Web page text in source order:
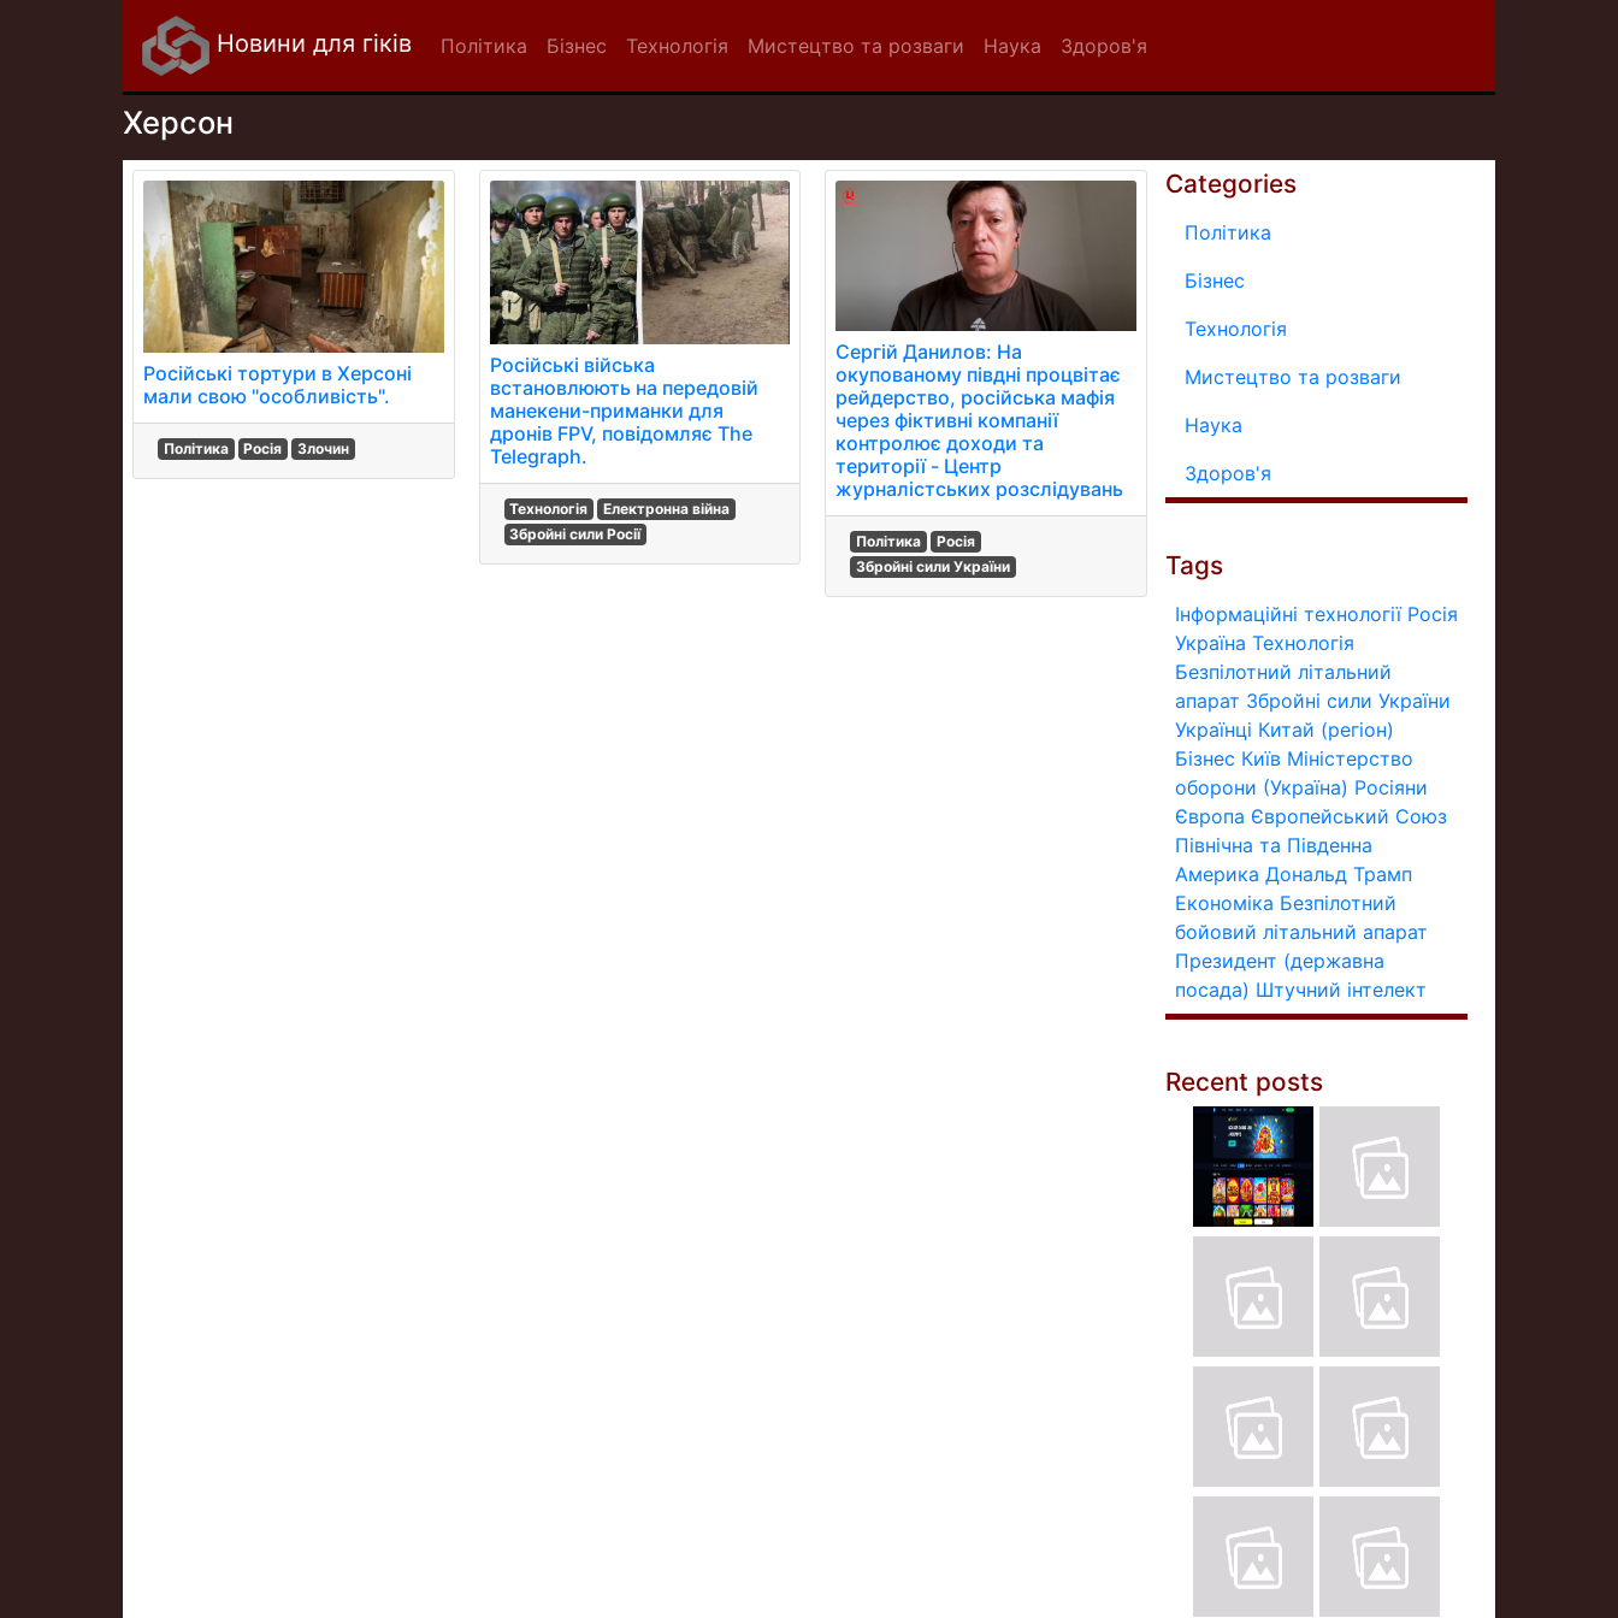
Новини для гіків Політика Бізнес Технологія Мистецтво та розваги Наука Здоров'я
Херсон
Російські тортури в Херсоні
мали свою "особливість".
Політика Росія Злочин
Російські війська
встановлюють на передовій
манекени-приманки для
дронів FPV, повідомляє The
Telegraph.
Технологія
Електронна війна
Збройні сили Росії
Сергій Данилов: На
окупованому півдні процвітає
рейдерство, російська мафія
через фіктивні компанії
контролює доходи та
території - Центр
журналістських розслідувань
Політика
Росія
Збройні сили України
Categories
Політика
Бізнес
Технологія
Мистецтво та розваги
Наука
Здоров'я
Tags
Інформаційні технології Росія
Україна Технологія
Безпілотний літальний
апарат Збройні сили України
Українці Китай (регіон)
Бізнес Київ Міністерство
оборони (Україна) Росіяни
Європа Європейський Союз
Північна та Південна
Америка Дональд Трамп
Економіка Безпілотний
бойовий літальний апарат
Президент (державна
посада) Штучний інтелект
Recent posts